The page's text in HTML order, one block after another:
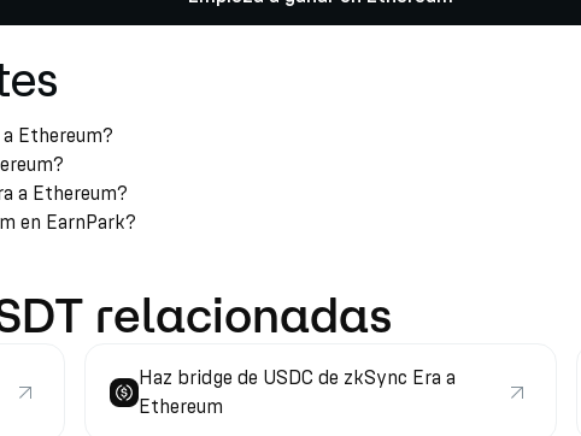
Ethereum?
a Ethereum?
en EarnPark?
relacionadas
Haz bridge de USDC de zkSync Era a
Ethereum